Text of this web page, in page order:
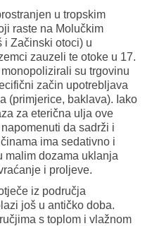
u tropskim
raste na Molučkim
i Začinski otoci) u
zauzeli te otoke u 17.
su trgovinu
začin upotrebljava
(primjerice, baklava). Iako
za eterična ulja ove
da sadrži i
ima sedativno i
malim dozama uklanja
i proljeve.
iz područja
još u antičko doba.
s toplom i vlažnom